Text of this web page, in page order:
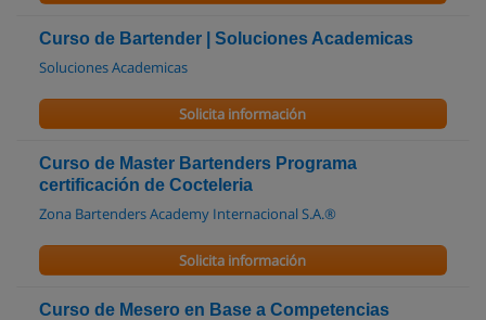
Curso de Bartender | Soluciones Academicas
Soluciones Academicas
Solicita información
Curso de Master Bartenders Programa
certificación de Cocteleria
Zona Bartenders Academy Internacional S.A.®
Solicita información
Curso de Mesero en Base a Competencias